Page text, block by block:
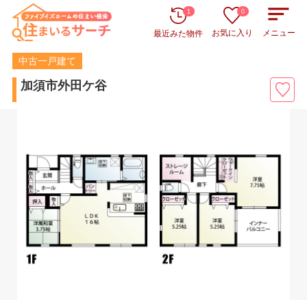
最近みた物件
1
お気に入り
0
メニュー
中古一戸建て
加須市外田ケ谷